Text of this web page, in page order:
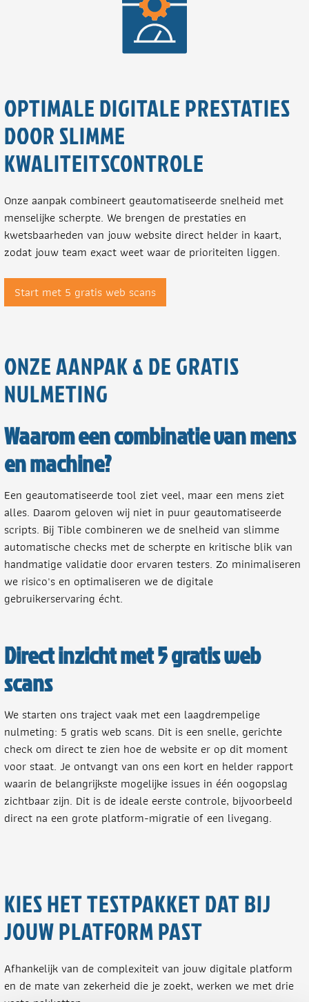
OPTIMALE DIGITALE PRESTATIES
DOOR SLIMME
KWALITEITSCONTROLE
Onze aanpak combineert geautomatiseerde snelheid met
menselijke scherpte. We brengen de prestaties en
kwetsbaarheden van jouw website direct helder in kaart,
zodat jouw team exact weet waar de prioriteiten liggen.
Start met 5 gratis web scans
ONZE AANPAK & DE GRATIS
NULMETING
Waarom een combinatie van mens
en machine?
Een geautomatiseerde tool ziet veel, maar een mens ziet
alles. Daarom geloven wij niet in puur geautomatiseerde
scripts. Bij Tible combineren we de snelheid van slimme
automatische checks met de scherpte en kritische blik van
handmatige validatie door ervaren testers. Zo minimaliseren
we risico's en optimaliseren we de digitale
gebruikerservaring écht.
Direct inzicht met 5 gratis web
scans
We starten ons traject vaak met een laagdrempelige
nulmeting: 5 gratis web scans. Dit is een snelle, gerichte
check om direct te zien hoe de website er op dit moment
voor staat. Je ontvangt van ons een kort en helder rapport
waarin de belangrijkste mogelijke issues in één oogopslag
zichtbaar zijn. Dit is de ideale eerste controle, bijvoorbeeld
direct na een grote platform-migratie of een livegang.
KIES HET TESTPAKKET DAT BIJ
JOUW PLATFORM PAST
Afhankelijk van de complexiteit van jouw digitale platform
en de mate van zekerheid die je zoekt, werken we met drie